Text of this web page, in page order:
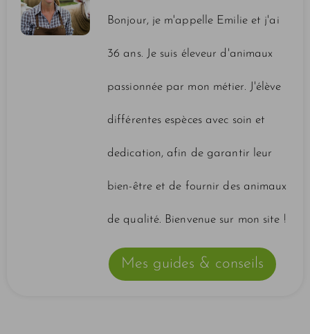
Bonjour, je m'appelle Emilie et j'ai
36 ans. Je suis éleveur d'animaux
passionnée par mon métier. J'élève
différentes espèces avec soin et
dedication, afin de garantir leur
bien-être et de fournir des animaux
de qualité. Bienvenue sur mon site !
Mes guides & conseils